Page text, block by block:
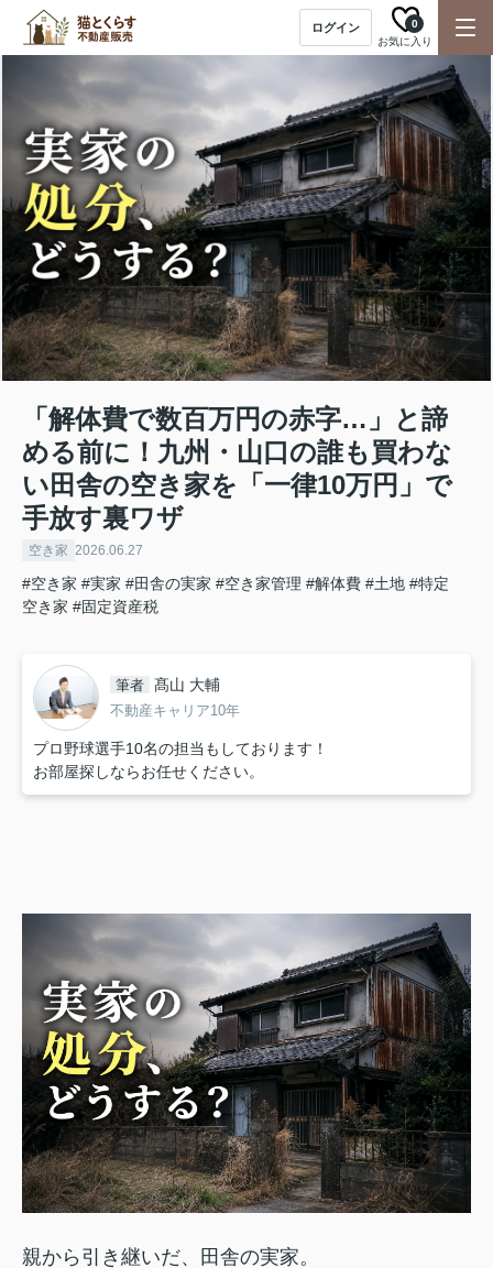
ログイン
お気に入り
0
「解体費で数百万円の赤字…」と諦
める前に！九州・山口の誰も買わな
い田舎の空き家を「一律10万円」で
手放す裏ワザ
空き家 2026.06.27
#空き家 #実家 #田舎の実家 #空き家管理 #解体費 #土地 #特定
空き家 #固定資産税
筆者 髙山 大輔
不動産キャリア10年
プロ野球選手10名の担当もしております！
お部屋探しならお任せください。
親から引き継いだ、田舎の実家。